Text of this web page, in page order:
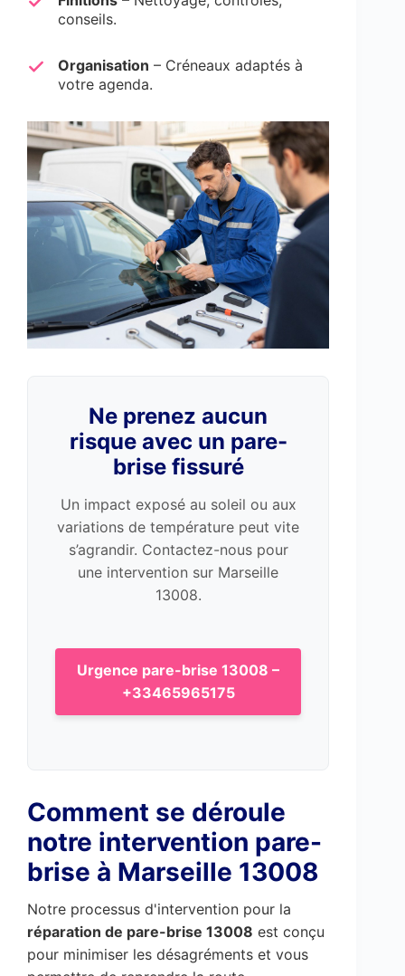
conseils.
Organisation – Créneaux adaptés à
votre agenda.
Ne prenez aucun
risque avec un pare-
brise fissuré
Un impact exposé au soleil ou aux
variations de température peut vite
s’agrandir. Contactez-nous pour
une intervention sur Marseille
13008.
Urgence pare-brise 13008 –
+33465965175
Comment se déroule
notre intervention pare-
brise à Marseille 13008
Notre processus d'intervention pour la
réparation de pare-brise 13008 est conçu
pour minimiser les désagréments et vous